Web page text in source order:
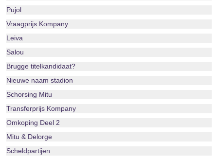
Pujol
Vraagprijs Kompany
Leiva
Salou
Brugge titelkandidaat?
Nieuwe naam stadion
Schorsing Mitu
Transferprijs Kompany
Omkoping Deel 2
Mitu & Delorge
Scheldpartijen